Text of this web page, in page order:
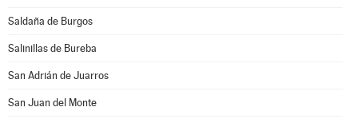
Saldaña de Burgos
Salinillas de Bureba
San Adrián de Juarros
San Juan del Monte